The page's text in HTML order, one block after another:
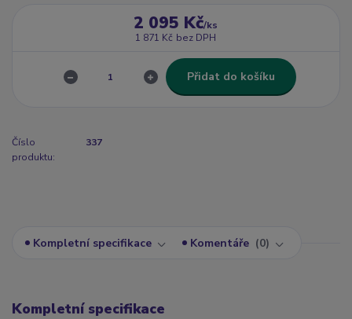
2 095 Kč/ks
1 871 Kč bez DPH
Přidat do košíku
Číslo
produktu:
337
Kompletní specifikace Komentáře 0
Kompletní specifikace